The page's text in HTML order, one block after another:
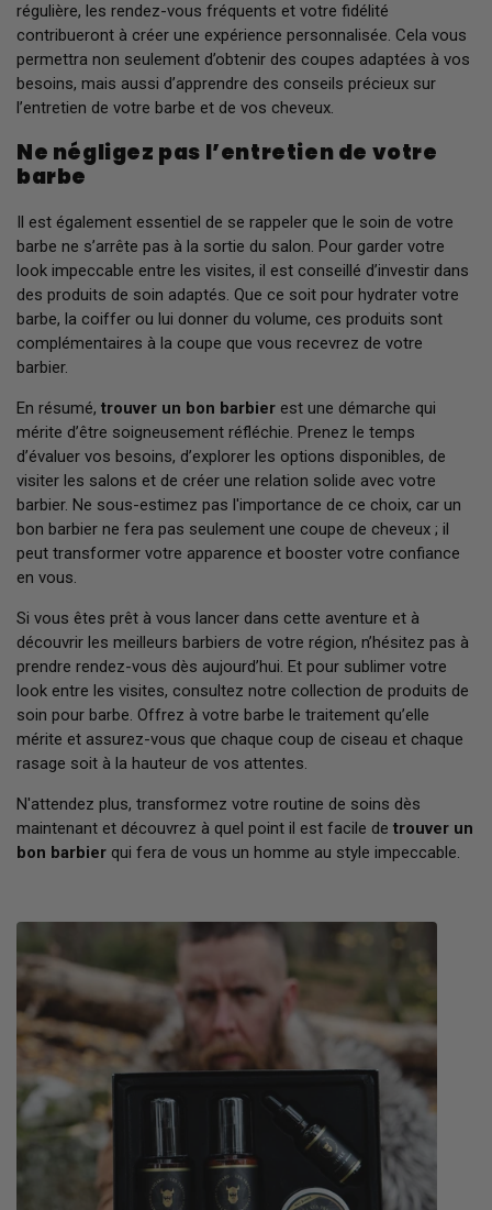
régulière, les rendez-vous fréquents et votre fidélité
contribueront à créer une expérience personnalisée. Cela vous
permettra non seulement d’obtenir des coupes adaptées à vos
besoins, mais aussi d’apprendre des conseils précieux sur
l’entretien de votre barbe et de vos cheveux.
Ne négligez pas l’entretien de votre
barbe
Il est également essentiel de se rappeler que le soin de votre
barbe ne s’arrête pas à la sortie du salon. Pour garder votre
look impeccable entre les visites, il est conseillé d’investir dans
des produits de soin adaptés. Que ce soit pour hydrater votre
barbe, la coiffer ou lui donner du volume, ces produits sont
complémentaires à la coupe que vous recevrez de votre
barbier.
En résumé, trouver un bon barbier est une démarche qui
mérite d’être soigneusement réfléchie. Prenez le temps
d’évaluer vos besoins, d’explorer les options disponibles, de
visiter les salons et de créer une relation solide avec votre
barbier. Ne sous-estimez pas l'importance de ce choix, car un
bon barbier ne fera pas seulement une coupe de cheveux ; il
peut transformer votre apparence et booster votre confiance
en vous.
Si vous êtes prêt à vous lancer dans cette aventure et à
découvrir les meilleurs barbiers de votre région, n’hésitez pas à
prendre rendez-vous dès aujourd’hui. Et pour sublimer votre
look entre les visites, consultez notre collection de produits de
soin pour barbe. Offrez à votre barbe le traitement qu’elle
mérite et assurez-vous que chaque coup de ciseau et chaque
rasage soit à la hauteur de vos attentes.
N'attendez plus, transformez votre routine de soins dès
maintenant et découvrez à quel point il est facile de trouver un
bon barbier qui fera de vous un homme au style impeccable.